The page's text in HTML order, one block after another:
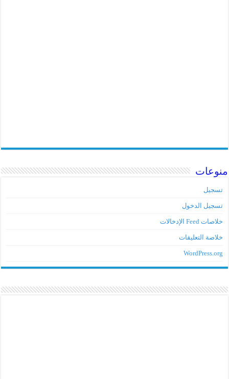
منوعات
تسجيل
تسجيل الدخول
خلاصات Feed الإدخالات
خلاصة التعليقات
WordPress.org